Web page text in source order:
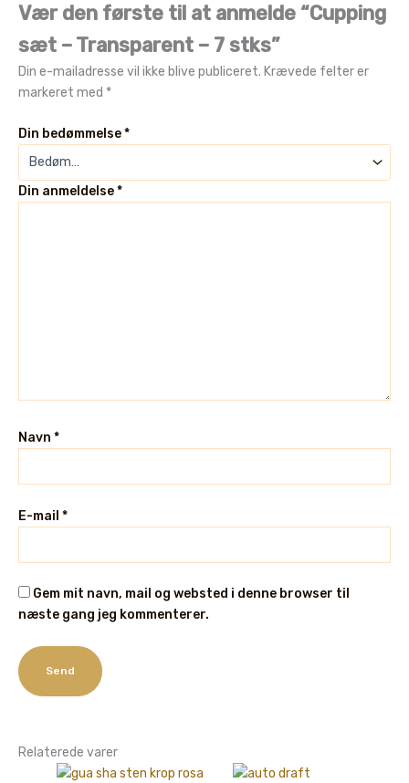
Vær den første til at anmelde “Cupping
sæt – Transparent – 7 stks”
Din e-mailadresse vil ikke blive publiceret. Krævede felter er
markeret med *
Din bedømmelse*
Din anmeldelse*
Navn *
E-mail *
Gem mit navn, mail og websted i denne browser til
næste gang jeg kommenterer.
Relaterede varer